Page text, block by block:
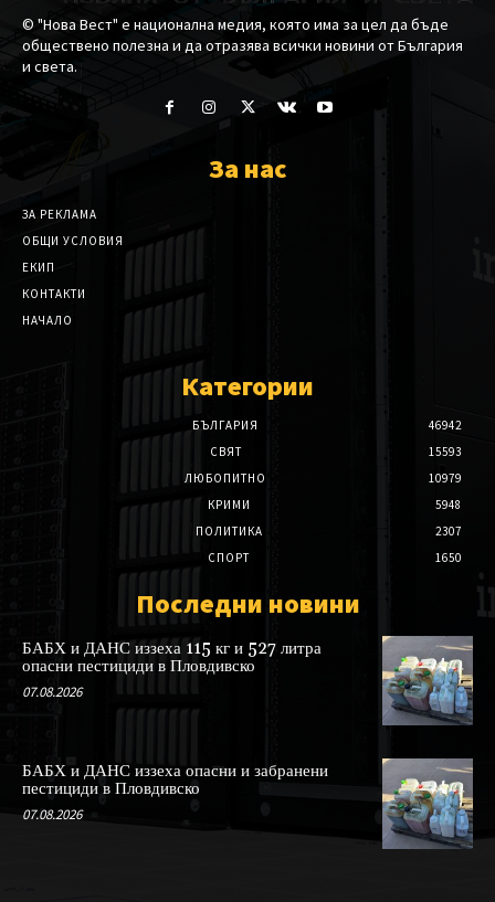
© "Нова Вест" е национална медия, която има за цел да бъде
обществено полезна и да отразява всички новини от България
и света.
За нас
ЗА РЕКЛАМА
ОБЩИ УСЛОВИЯ
ЕКИП
КОНТАКТИ
НАЧАЛО
Категории
БЪЛГАРИЯ
46942
СВЯТ
15593
ЛЮБОПИТНО
10979
КРИМИ
5948
ПОЛИТИКА
2307
СПОРТ
1650
Последни новини
БАБХ и ДАНС иззеха 115 кг и 527 литра
опасни пестициди в Пловдивско
07.08.2026
БАБХ и ДАНС иззеха опасни и забранени
пестициди в Пловдивско
07.08.2026